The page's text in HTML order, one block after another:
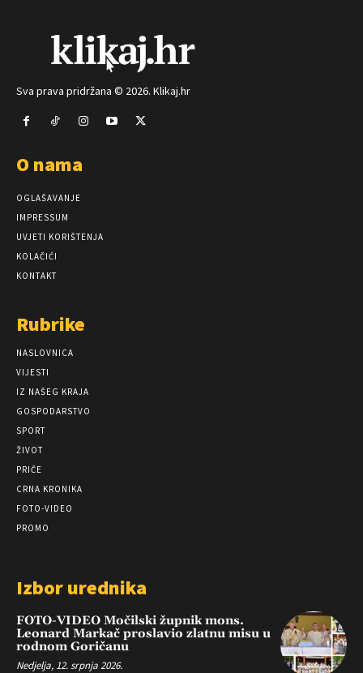
Sva prava pridržana © 2026. Klikaj.hr
O nama
OGLAŠAVANJE
IMPRESSUM
UVJETI KORIŠTENJA
KOLAČIĆI
KONTAKT
Rubrike
NASLOVNICA
VIJESTI
IZ NAŠEG KRAJA
GOSPODARSTVO
SPORT
ŽIVOT
PRIČE
CRNA KRONIKA
FOTO-VIDEO
PROMO
Izbor urednika
FOTO-VIDEO Močilski župnik mons.
Leonard Markač proslavio zlatnu misu u
rodnom Goričanu
Nedjelja, 12. srpnja 2026.